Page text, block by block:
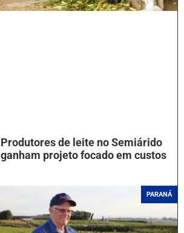
Produtores de leite no Semiárido
ganham projeto focado em custos
PARANÁ